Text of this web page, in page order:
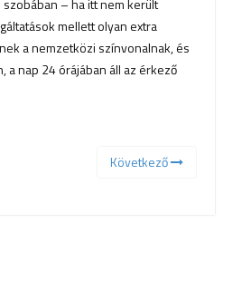
– ha itt nem került
mellett olyan extra
a nemzetközi színvonalnak, és
a nap 24 órájában áll az érkező
Következő